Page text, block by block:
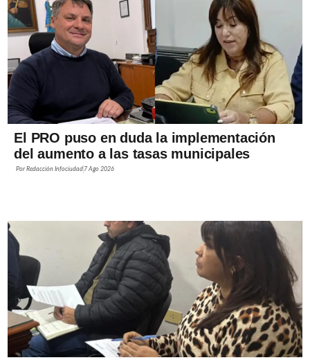
El PRO puso en duda la implementación
del aumento a las tasas municipales
PorRedacción Infociudad 7 Ago 2026